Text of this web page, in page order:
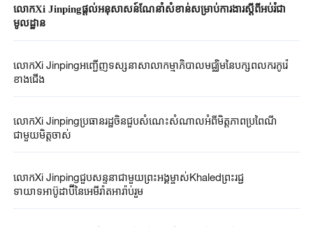
លោកXi Jinpingផ្តល់អនុសាសន៍ណែនាំសំខាន់សម្រាប់ការងារស្តីពីអប់រំជា
មូលដ្ឋាន
លោកXi Jinpingអញ្ជើញទស្សនាសាលាកម្មាភិបាលមជ្ឈិមនៃបក្សពលករកូរ៉េ
ខាងជើង
លោកXi Jinpingប្រធានរដ្ឋចិនជួបសំណេះសំណាលអំពីមិត្តភាពប្រពៃណី
ជាមួយមិត្តចាស់
លោកXi Jinpingជួបសន្ទនាជាមួយព្រះអង្គម្ចាស់Khaledព្រះរជ្ជ
ទាយាទអាប៊ូដាប៊ីនៃអេមីរ៉ាតអារ៉ាប់រួម